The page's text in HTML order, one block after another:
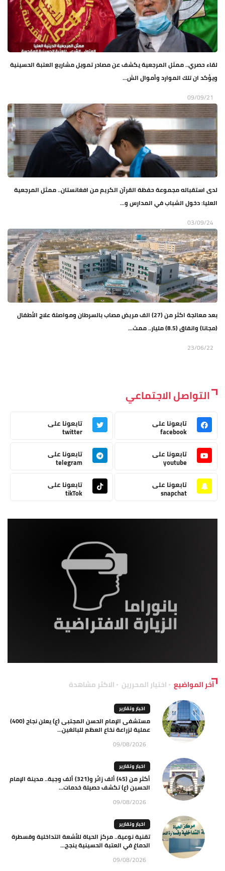
لقاء حصري.. ممثل المرجعية يكشف عن مصادر تمويل مشاريع العتبة الحسينية
ويؤكد ان تلك الموارد وأموال الش...
09/09/21
لدى استقباله مجموعة حفظة القرآن الكريم من افغانستان.. ممثل المرجعية
العليا: دخول الشباب في المدارس و...
03/09/24
بعد معالجة اكثر من (27) الف مريض مصاب بالسرطان ومواصلة علاج الأطفال
(مجانا) وانفاق (8.5) مليار.. ممث...
23/06/22
التواصل الاجتماعي
تابعونا على
facebook
تابعونا على
twitter
تابعونا على
youtube
تابعونا على
telegram
تابعونا على
snapchat
تابعونا على
tikTok
آخر المواضيع اختيار المحررين الاكثر مشاهدة
اخبار وتقارير
مستشفى الإمام الحسن المجتبى (ع) يعلن نجاح (400)
عملية لزراعة نخاع العظم للبالغين...
09/08/2026
اخبار وتقارير
أكثر من (45) ألف زائر و(321) ألف وجبة.. مدينة الإمام
الحسين (ع) تكشف حصيلة خدمات...
09/08/2026
اخبار وتقارير
تقنية نوعية.. مركز الحياة للأشعة التداخلية وقسطرة
الدماغ في العتبة الحسينية ينجح...
09/08/2026